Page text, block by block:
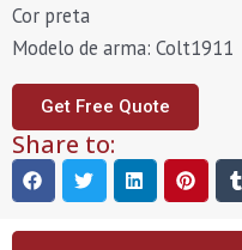
Cor preta
Modelo de arma: Colt1911
Get Free Quote
Share to: